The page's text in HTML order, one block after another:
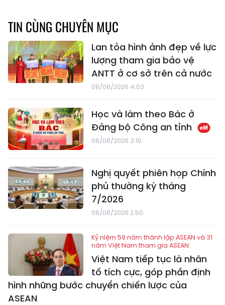
TIN CÙNG CHUYÊN MỤC
Lan tỏa hình ảnh đẹp về lực
lượng tham gia bảo vệ
ANTT ở cơ sở trên cả nước
08/08/2026 4:03
Học và làm theo Bác ở
Đảng bộ Công an tỉnh
08/08/2026 3:10
Nghị quyết phiên họp Chính
phủ thường kỳ tháng
7/2026
08/08/2026 2:50
Kỷ niệm 59 năm thành lập ASEAN và 31
năm Việt Nam tham gia ASEAN:
Việt Nam tiếp tục là nhân
tố tích cực, góp phần định
hình những bước chuyển chiến lược của
ASEAN